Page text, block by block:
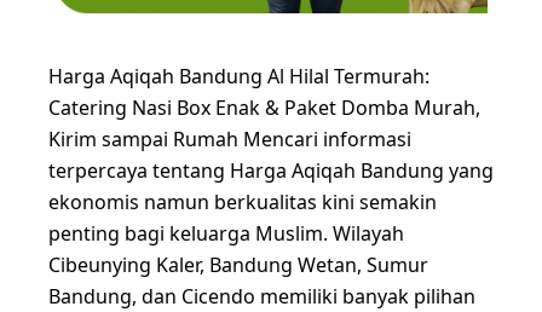
Harga Aqiqah Bandung Al Hilal Termurah:
Catering Nasi Box Enak & Paket Domba Murah,
Kirim sampai Rumah Mencari informasi
terpercaya tentang Harga Aqiqah Bandung yang
ekonomis namun berkualitas kini semakin
penting bagi keluarga Muslim. Wilayah
Cibeunying Kaler, Bandung Wetan, Sumur
Bandung, dan Cicendo memiliki banyak pilihan